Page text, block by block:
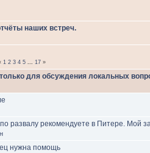
наших встреч.
1 2 3 4 5 ... 17»
для обсуждения локальных
по развалу рекомендуете в Питере. Мой
нужна помощь